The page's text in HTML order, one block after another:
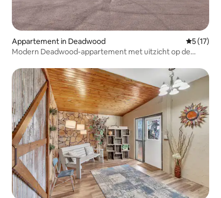
Appartement in Deadwood
5 (17)
Modern Deadwood-appartement met uitzicht op de